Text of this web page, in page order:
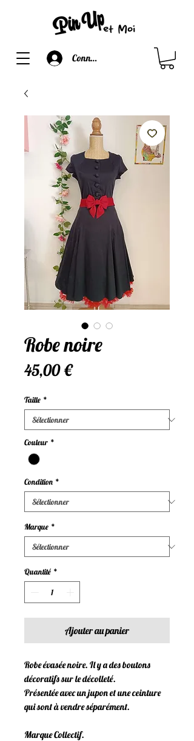
Connexion
Robe noire
45,00 €Prix
Taille *
Couleur *
Condition *
Marque *
Quantité *
Ajouter au panier
Robe évasée noire. Il y a des boutons
décoratifs sur le décolleté.
Présentée avec un jupon et une ceinture
qui sont à vendre séparément.
Marque Collectif.